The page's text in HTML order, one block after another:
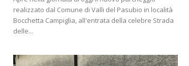
realizzato dal Comune di Valli del Pasubio in località
Bocchetta Campiglia, all'entrata della celebre Strada
delle...